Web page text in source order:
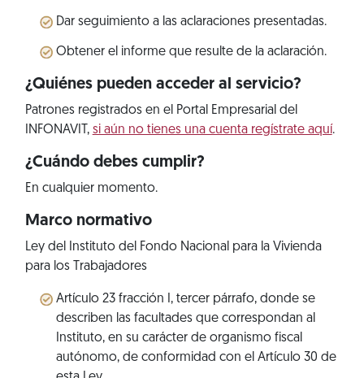
Dar seguimiento a las aclaraciones presentadas.
Obtener el informe que resulte de la aclaración.
¿Quiénes pueden acceder al servicio?
Patrones registrados en el Portal Empresarial del
INFONAVIT, si aún no tienes una cuenta regístrate aquí.
¿Cuándo debes cumplir?
En cualquier momento.
Marco normativo
Ley del Instituto del Fondo Nacional para la Vivienda
para los Trabajadores
Artículo 23 fracción I, tercer párrafo, donde se
describen las facultades que correspondan al
Instituto, en su carácter de organismo fiscal
autónomo, de conformidad con el Artículo 30 de